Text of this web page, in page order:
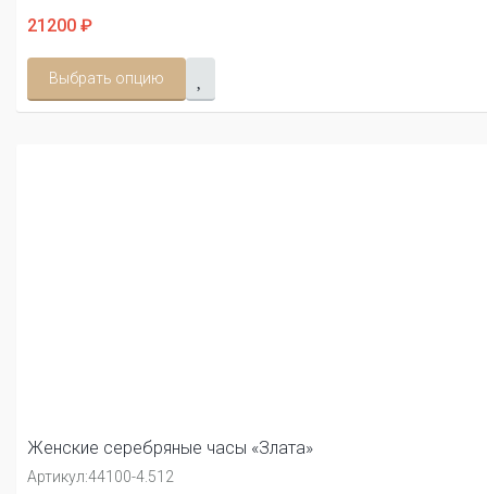
21200 ₽
Выбрать опцию
Женские серебряные часы «Злата»
Артикул:44100-4.512